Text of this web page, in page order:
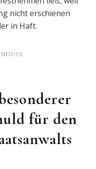
nicht erschienen
in Haft.
für den